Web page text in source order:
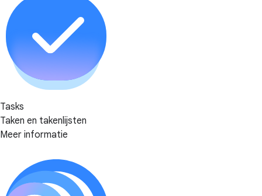
Tasks
Taken en takenlijsten
Meer informatie